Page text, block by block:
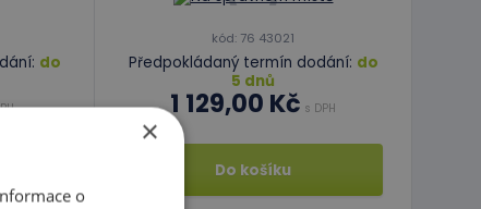
do
kód: 76 43021
Předpokládaný termín dodání: do
5 dnů
1 129,00 Kč s DPH
Do košíku
×
o